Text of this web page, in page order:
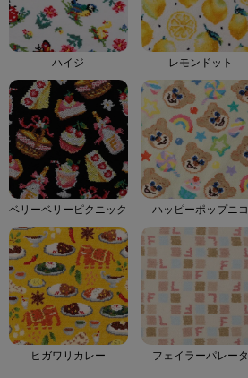
ハイジ レモンドット
ベリーベリーピクニック ハッピーポップニコ
ヒガワリカレー フェイラーパレータ